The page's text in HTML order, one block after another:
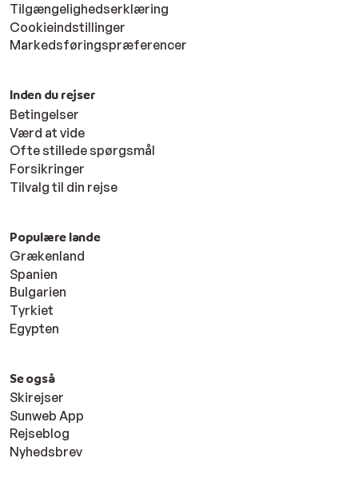
Tilgængelighedserklæring
Cookieindstillinger
Markedsføringspræferencer
Inden du rejser
Betingelser
Værd at vide
Ofte stillede spørgsmål
Forsikringer
Tilvalg til din rejse
Populære lande
Grækenland
Spanien
Bulgarien
Tyrkiet
Egypten
Se også
Skirejser
Sunweb App
Rejseblog
Nyhedsbrev